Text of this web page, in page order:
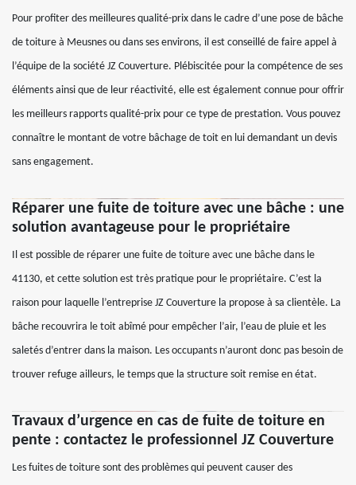
Pour profiter des meilleures qualité-prix dans le cadre d’une pose de bâche
de toiture à Meusnes ou dans ses environs, il est conseillé de faire appel à
l’équipe de la société JZ Couverture. Plébiscitée pour la compétence de ses
éléments ainsi que de leur réactivité, elle est également connue pour offrir
les meilleurs rapports qualité-prix pour ce type de prestation. Vous pouvez
connaître le montant de votre bâchage de toit en lui demandant un devis
sans engagement.
Réparer une fuite de toiture avec une bâche : une
solution avantageuse pour le propriétaire
Il est possible de réparer une fuite de toiture avec une bâche dans le
41130, et cette solution est très pratique pour le propriétaire. C’est la
raison pour laquelle l’entreprise JZ Couverture la propose à sa clientèle. La
bâche recouvrira le toit abîmé pour empêcher l’air, l’eau de pluie et les
saletés d’entrer dans la maison. Les occupants n’auront donc pas besoin de
trouver refuge ailleurs, le temps que la structure soit remise en état.
Travaux d’urgence en cas de fuite de toiture en
pente : contactez le professionnel JZ Couverture
Les fuites de toiture sont des problèmes qui peuvent causer des